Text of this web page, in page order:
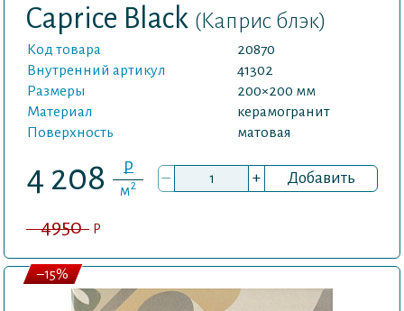
Caprice Black (Каприс блэк)
Код товара
20870
Внутренний артикул
41302
Размеры
200×200 мм
Материал
керамогранит
Поверхность
матовая
4 208 P
м2 – + Добавить
4950 P
–15%